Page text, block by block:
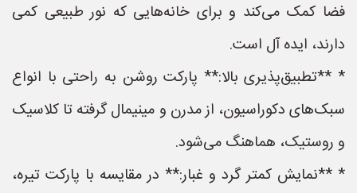
فضا کمک می‌کند و برای خانه‌هایی که نور طبیعی کمی
دارند، ایده آل است.
* **تطبیق‌پذیری بالا:** پارکت روشن به راحتی با انواع
سبک‌های دکوراسیون، از مدرن و مینیمال گرفته تا کلاسیک
و روستیک، هماهنگ می‌شود.
* **نمایش کمتر گرد و غبار:** در مقایسه با پارکت تیره،